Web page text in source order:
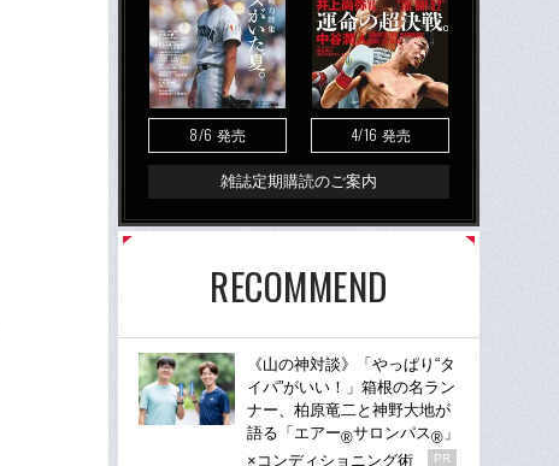
8/6 発売 4/16 発売
雑誌定期購読のご案内
RECOMMEND
《山の神対談》「やっぱり“タ
イパ”がいい！」箱根の名ラン
ナー、柏原竜二と神野大地が
語る「エアー®サロンパス® 」
×コンディショニング術
PR